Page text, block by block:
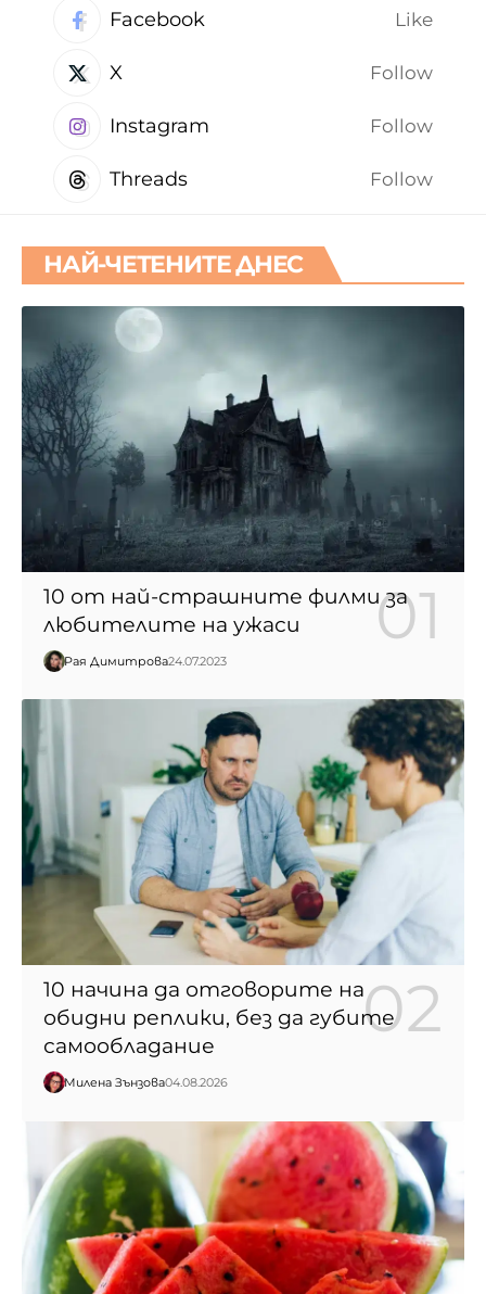
Facebook Like
X Follow
Instagram Follow
Threads Follow
НАЙ-ЧЕТЕНИТЕ ДНЕС
10 от най-страшните филми за
любителите на ужаси
Рая Димитрова24.07.2023
10 начина да отговорите на
обидни реплики, без да губите
самообладание
Милена Зънзова04.08.2026